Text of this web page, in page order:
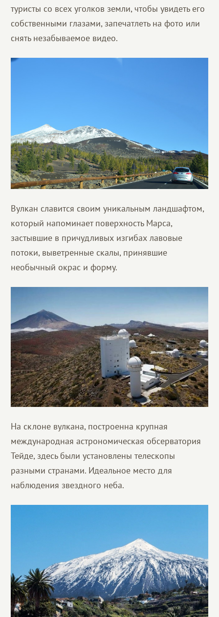
туристы со всех уголков земли, чтобы увидеть его
собственными глазами, запечатлеть на фото или
снять незабываемое видео.
Вулкан славится своим уникальным ландшафтом,
который напоминает поверхность Марса,
застывшие в причудливых изгибах лавовые
потоки, выветренные скалы, принявшие
необычный окрас и форму.
На склоне вулкана, построенна крупная
международная астрономическая обсерватория
Тейде, здесь были установлены телескопы
разными странами. Идеальное место для
наблюдения звездного неба.